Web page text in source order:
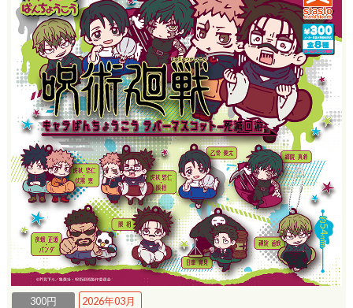
300円 2026年03月